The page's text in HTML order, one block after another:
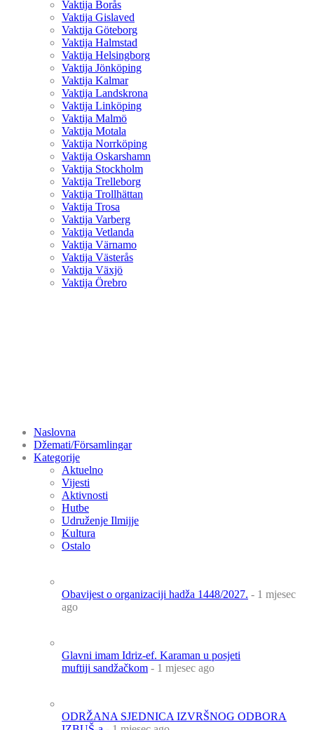
Vaktija Borås
Vaktija Gislaved
Vaktija Göteborg
Vaktija Halmstad
Vaktija Helsingborg
Vaktija Jönköping
Vaktija Kalmar
Vaktija Landskrona
Vaktija Linköping
Vaktija Malmö
Vaktija Motala
Vaktija Norrköping
Vaktija Oskarshamn
Vaktija Stockholm
Vaktija Trelleborg
Vaktija Trollhättan
Vaktija Trosa
Vaktija Varberg
Vaktija Vetlanda
Vaktija Värnamo
Vaktija Västerås
Vaktija Växjö
Vaktija Örebro
Naslovna
Džemati/Församlingar
Kategorije
Aktuelno
Vijesti
Aktivnosti
Hutbe
Udruženje Ilmijje
Kultura
Ostalo
Obavijest o organizaciji hadža 1448/2027. - 1 mjesec
ago
Glavni imam Idriz-ef. Karaman u posjeti
muftiji sandžačkom - 1 mjesec ago
ODRŽANA SJEDNICA IZVRŠNOG ODBORA